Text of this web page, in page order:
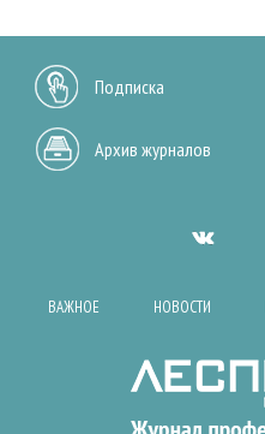
Подписка
Архив журналов
ВАЖНОЕ НОВОСТИ